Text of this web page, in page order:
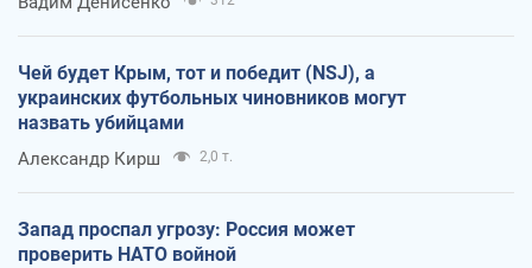
Чей будет Крым, тот и победит (NSJ), а
украинских футбольных чиновников могут
назвать убийцами
Александр Кирш 2,0 т.
Запад проспал угрозу: Россия может
проверить НАТО войной